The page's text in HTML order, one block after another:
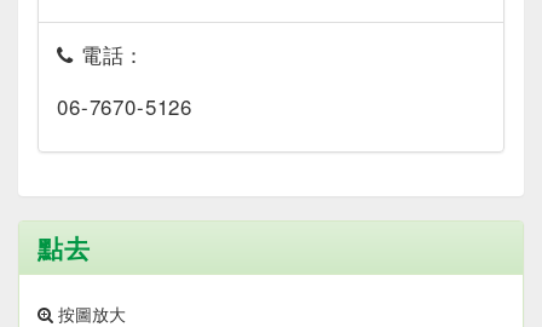
電話：
06-7670-5126
點去
按圖放大